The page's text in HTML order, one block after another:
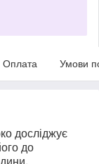
Оплата Умови
досліджує
до